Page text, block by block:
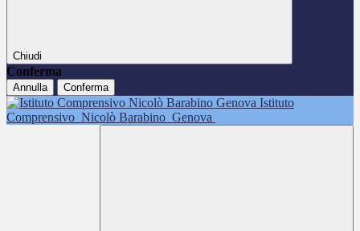
Chiudi
Conferma
Annulla Conferma
Istituto
Comprensivo Nicolò Barabino Genova